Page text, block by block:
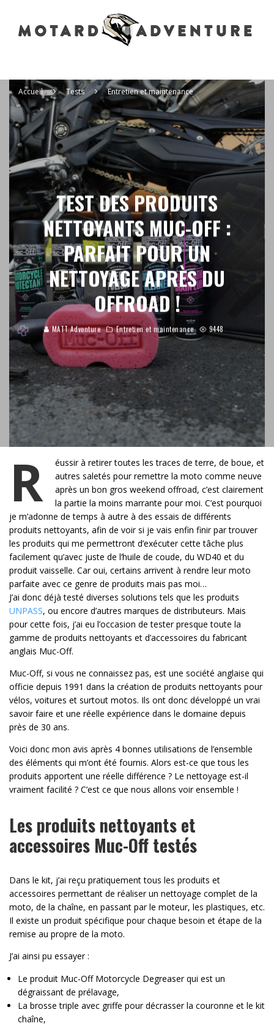
Accueil Tests Entretien et maintenance
TEST DES PRODUITS
NETTOYANTS MUC-OFF :
PARFAIT POUR UN
NETTOYAGE APRÈS DU
OFFROAD !
MATT Adventure Entretien et maintenance 9448
R
éussir à retirer toutes les traces de terre, de boue, et
autres saletés pour remettre la moto comme neuve
après un bon gros weekend offroad, c’est clairement
la partie la moins marrante pour moi. C’est pourquoi
je m’adonne de temps à autre à des essais de différents
produits nettoyants, afin de voir si je vais enfin finir par trouver
les produits qui me permettront d’exécuter cette tâche plus
facilement qu’avec juste de l’huile de coude, du WD40 et du
produit vaisselle. Car oui, certains arrivent à rendre leur moto
parfaite avec ce genre de produits mais pas moi…
J’ai donc déjà testé diverses solutions tels que les produits
UNPASS, ou encore d’autres marques de distributeurs. Mais
pour cette fois, j’ai eu l’occasion de tester presque toute la
gamme de produits nettoyants et d’accessoires du fabricant
anglais Muc-Off.
Muc-Off, si vous ne connaissez pas, est une société anglaise qui
officie depuis 1991 dans la création de produits nettoyants pour
vélos, voitures et surtout motos. Ils ont donc développé un vrai
savoir faire et une réelle expérience dans le domaine depuis
près de 30 ans.
Voici donc mon avis après 4 bonnes utilisations de l’ensemble
des éléments qui m’ont été fournis. Alors est-ce que tous les
produits apportent une réelle différence ? Le nettoyage est-il
vraiment facilité ? C’est ce que nous allons voir ensemble !
Les produits nettoyants et
accessoires Muc-Off testés
Dans le kit, j’ai reçu pratiquement tous les produits et
accessoires permettant de réaliser un nettoyage complet de la
moto, de la chaîne, en passant par le moteur, les plastiques, etc.
Il existe un produit spécifique pour chaque besoin et étape de la
remise au propre de la moto.
J’ai ainsi pu essayer :
Le produit Muc-Off Motorcycle Degreaser qui est un
dégraissant de prélavage,
La brosse triple avec griffe pour décrasser la couronne et le kit
chaîne,